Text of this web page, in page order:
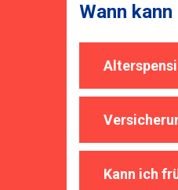
Wann
Kann ich